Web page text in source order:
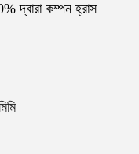
দ্বারা কম্পন হ্রাস